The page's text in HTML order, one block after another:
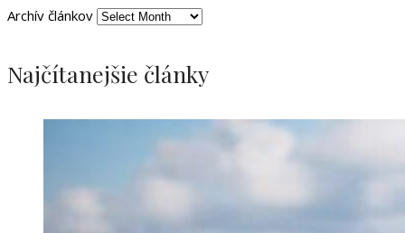
Archív článkov
Najčítanejšie články